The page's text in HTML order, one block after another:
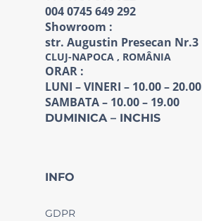
004 0745 649 292
Showroom :
str. Augustin Presecan Nr.3
CLUJ-NAPOCA , ROMÂNIA
ORAR :
LUNI – VINERI – 10.00 – 20.00
SAMBATA – 10.00 – 19.00
DUMINICA – INCHIS
INFO
GDPR